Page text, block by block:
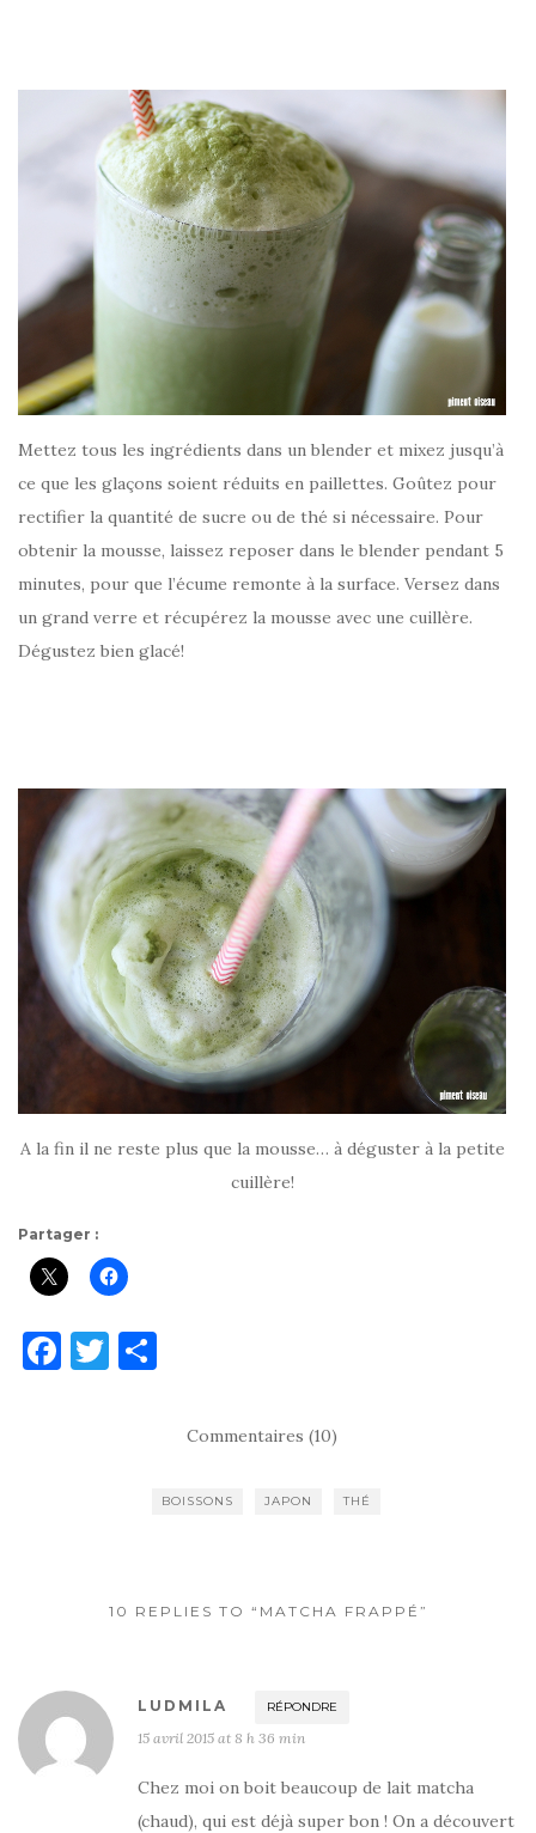
Mettez tous les ingrédients dans un blender et mixez jusqu’à
ce que les glaçons soient réduits en paillettes. Goûtez pour
rectifier la quantité de sucre ou de thé si nécessaire. Pour
obtenir la mousse, laissez reposer dans le blender pendant 5
minutes, pour que l’écume remonte à la surface. Versez dans
un grand verre et récupérez la mousse avec une cuillère.
Dégustez bien glacé!
A la fin il ne reste plus que la mousse… à déguster à la petite
cuillère!
Partager :
F T
ta
er
Commentaires (10)
BOISSONS JAPON THÉ
10 REPLIES TO “MATCHA FRAPPÉ”
LUDMILA RÉPONDRE
15 avril 2015 at 8 h 36 min
Chez moi on boit beaucoup de lait matcha
(chaud), qui est déjà super bon ! On a découvert